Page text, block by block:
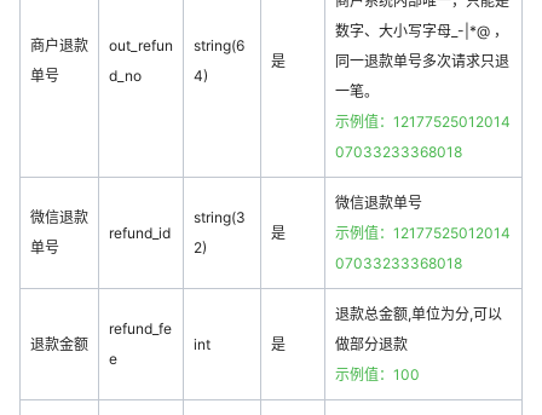
商户退款
单号
out_refun
d_no
string(6
4)
是
数字、大小写字母_-|*@ ，
同一退款单号多次请求只退
一笔。
示例值：12177525012014
07033233368018
微信退款
单号
refund_id
string(3
2)
是
微信退款单号
示例值：12177525012014
07033233368018
退款金额
refund_fe
e
int 是
退款总金额,单位为分,可以
做部分退款
示例值：100